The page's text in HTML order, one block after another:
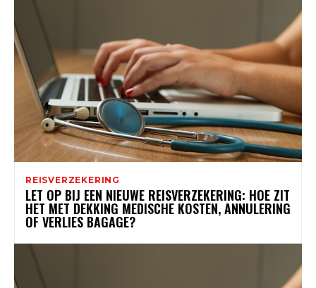
REISVERZEKERING
LET OP BIJ EEN NIEUWE REISVERZEKERING: HOE ZIT
HET MET DEKKING MEDISCHE KOSTEN, ANNULERING
OF VERLIES BAGAGE?